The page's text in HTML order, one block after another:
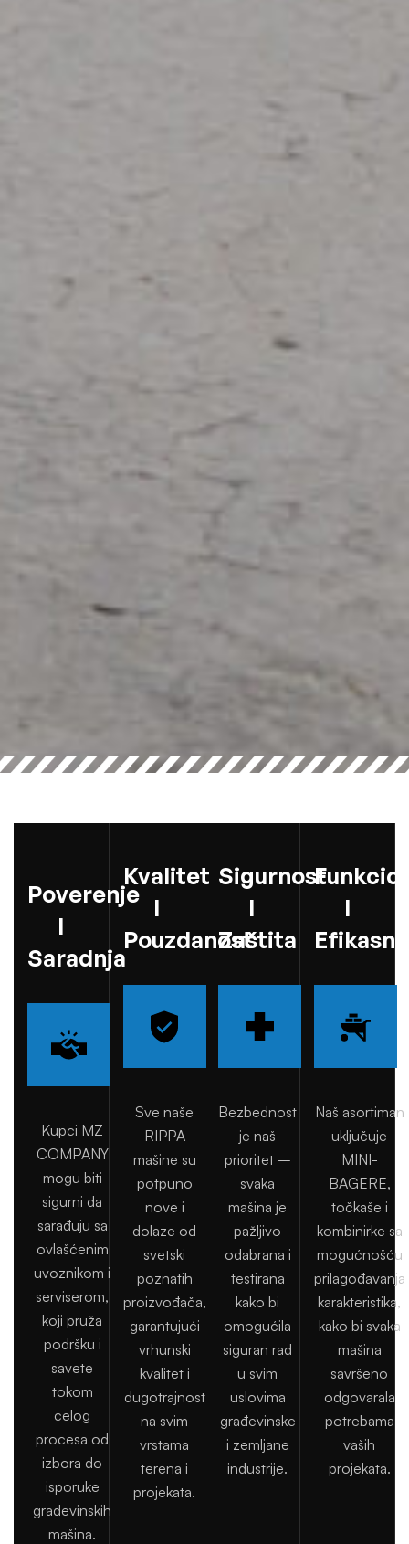
Poverenje
I
Saradnja
Kupci MZ
COMPANY
mogu biti
sigurni da
sarađuju sa
ovlašćenim
uvoznikom i
serviserom,
koji pruža
podršku i
savete
tokom
celog
procesa od
izbora do
isporuke
građevinskih
mašina.
Kvalitet
I
Pouzdanost
Sve naše
RIPPA
mašine su
potpuno
nove i
dolaze od
svetski
poznatih
proizvođača,
garantujući
vrhunski
kvalitet i
dugotrajnost
na svim
vrstama
terena i
projekata.
Sigurnost
I
Zaštita
Bezbednost
je naš
prioritet –
svaka
mašina je
pažljivo
odabrana i
testirana
kako bi
omogućila
siguran rad
u svim
uslovima
građevinske
i zemljane
industrije.
I
Naš asortiman
uključuje
MINI-
BAGERE,
točkaše i
kombinirke sa
mogućnošću
prilagođavanja
karakteristika,
kako bi svaka
mašina
savršeno
odgovarala
potrebama
vaših
projekata.